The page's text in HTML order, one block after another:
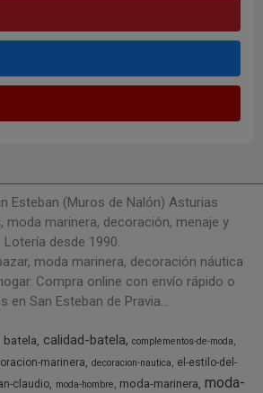
Esteban (Muros de Nalón) Asturias
moda marinera, decoración, menaje y
Lotería desde 1990.
moda marinera, decoración náutica
Compra online con envío rápido o
en San Esteban de Pravia...
batela calidad-batela
complementos-de-moda
marinera decoracion-nautica
el-estilo-del-
claudio moda-hombre moda-marinera moda-